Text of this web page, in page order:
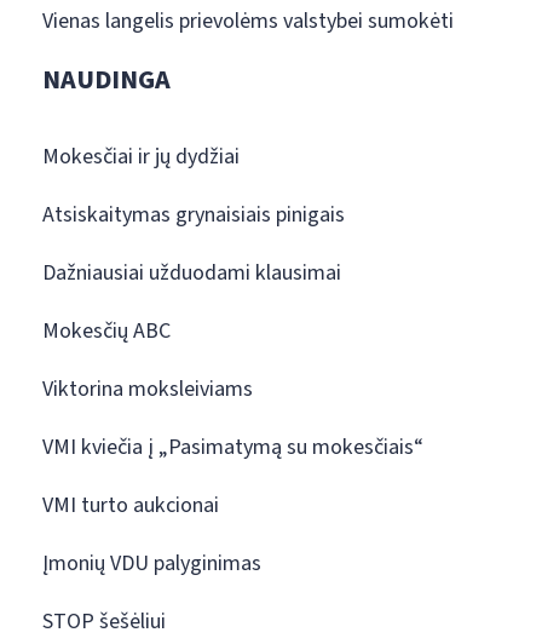
Vienas langelis prievolėms valstybei sumokėti
NAUDINGA
Mokesčiai ir jų dydžiai
Atsiskaitymas grynaisiais pinigais
Dažniausiai užduodami klausimai
Mokesčių ABC
Viktorina moksleiviams
VMI kviečia į „Pasimatymą su mokesčiais“
VMI turto aukcionai
Įmonių VDU palyginimas
STOP šešėliui